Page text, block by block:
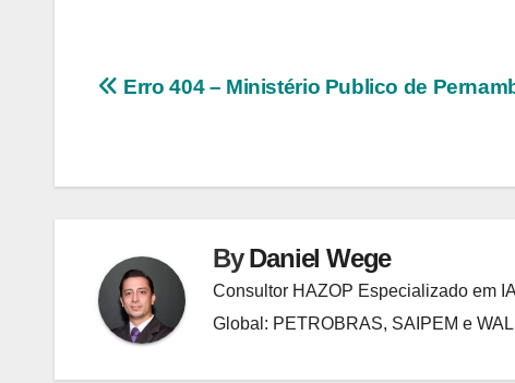
Navegação
Post
Erro 404 – Ministério Publico de
ByDaniel Wege
Consultor HAZOP Especializado em
Global: PETROBRAS, SAIPEM e